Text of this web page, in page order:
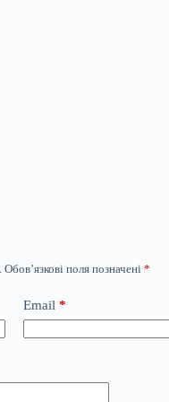
Обов’язкові поля позначені *
Email *